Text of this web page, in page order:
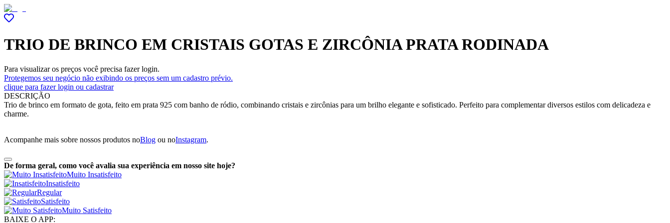
TRIO DE BRINCO EM CRISTAIS GOTAS E ZIRCÔNIA PRATA RODINADA
Para visualizar os preços você precisa fazer login.
Protegemos seu negócio não exibindo os preços sem um cadastro prévio.
clique para fazer login ou cadastrar
DESCRIÇÃO
Trio de brinco em formato de gota, feito em prata 925 com banho de ródio, combinando cristais e zircônias para um brilho elegante e sofisticado. Perfeito para complementar diversos estilos com delicadeza e
charme.
Acompanhe mais sobre nossos produtos noBlog ou noInstagram.
De forma geral, como você avalia sua experiência em nosso site hoje?
Muito Insatisfeito
Insatisfeito
Regular
Satisfeito
Muito Satisfeito
BAIXE O APP: